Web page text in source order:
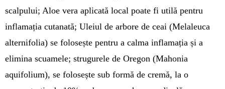
scalpului; Aloe vera aplicată local poate fi utilă pentru
inflamația cutanată; Uleiul de arbore de ceai (Melaleuca
alternifolia) se folosește pentru a calma inflamația și a
elimina scuamele; strugurele de Oregon (Mahonia
aquifolium), se folosește sub formă de cremă, la o